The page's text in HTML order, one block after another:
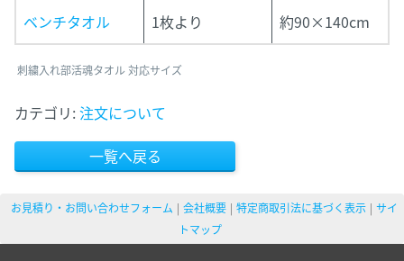
ベンチタオル 1枚より 約90×140cm
刺繍入れ部活魂タオル 対応サイズ
カテゴリ:注文について
一覧へ戻る
お見積り・お問い合わせフォーム 会社概要 特定商取引法に基づく表示
サイ
トマップ